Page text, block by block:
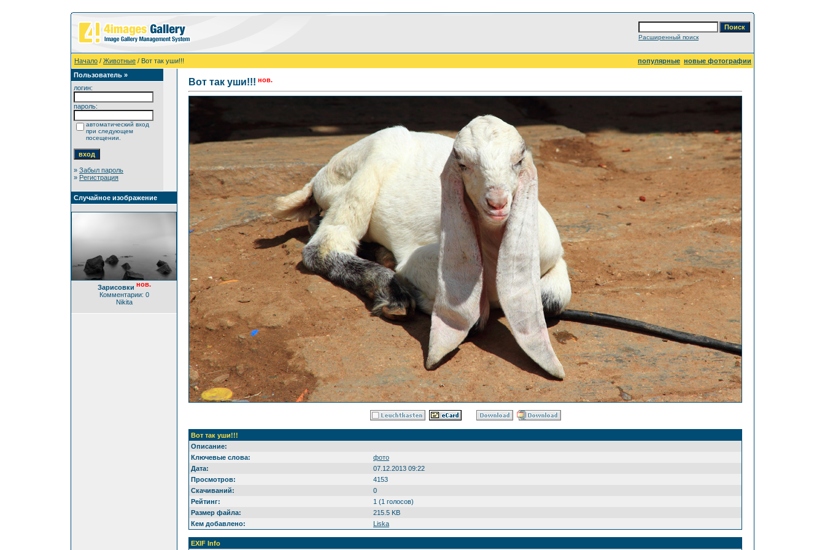
Расширенный поиск
Начало / Животные / Вот так уши!!! популярные новые фотографии
Пользователь »
логин:
пароль:
автоматический вход
при следующем
посещении.
» Забыл пароль
» Регистрация
Случайное изображение
Зарисовки нов.
Комментарии: 0
Nikita
Вот так уши!!! нов.
Вот так уши!!!
Описание:
Ключевые слова:
фото
Дата:
07.12.2013 09:22
Просмотров:
4153
Скачиваний:
0
Рейтинг:
1 (1 голосов)
Размер файла:
215.5 KB
Кем добавлено:
Liska
EXIF Info